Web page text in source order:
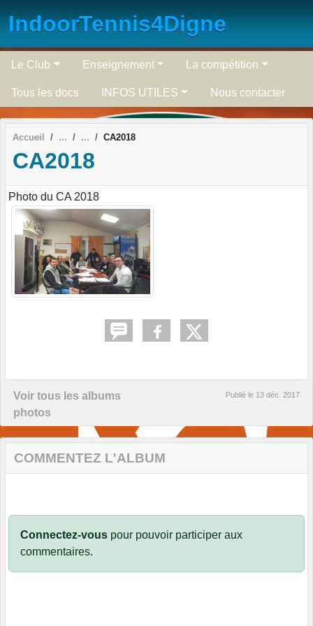
IndoorTennis4Digne
Le Club Enseignement La compétition
Tous les docs INFOS UTILES Nous contacter
Accueil CA2018
CA2018
Photo du CA 2018
Voir tous les albums
photos
Publié le 13 déc. 2017
COMMENTEZ L'ALBUM
Connectez-vous pour pouvoir participer aux
commentaires.